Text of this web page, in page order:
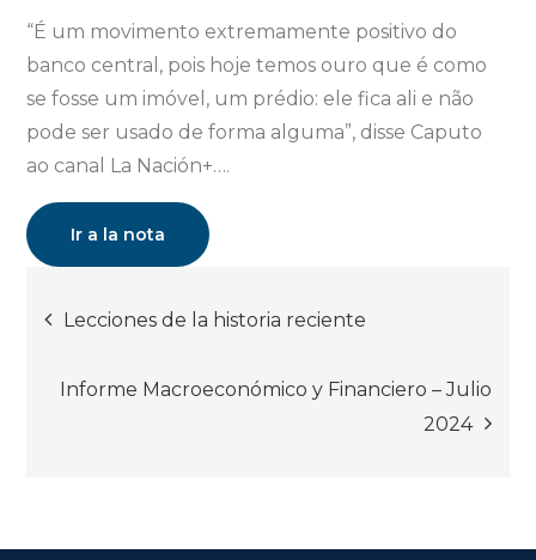
“É um movimento extremamente positivo do
banco central, pois hoje temos ouro que é como
se fosse um imóvel, um prédio: ele fica ali e não
pode ser usado de forma alguma”, disse Caputo
ao canal La Nación+….
Ir a la nota
Navegación
de
Lecciones de la historia reciente
Informe Macroeconómico y Financiero – Julio
2024